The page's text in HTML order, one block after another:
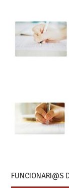
FUNCIONARI@S